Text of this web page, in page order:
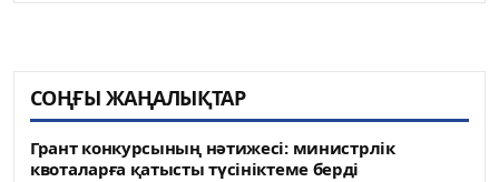
СОҢҒЫ ЖАҢАЛЫҚТАР
Грант конкурсының нәтижесі: министрлік
квоталарға қатысты түсініктеме берді